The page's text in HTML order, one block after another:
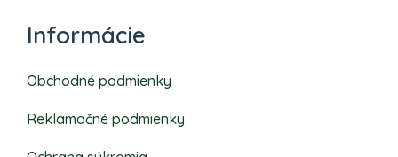
Informácie
Obchodné podmienky
Reklamačné podmienky